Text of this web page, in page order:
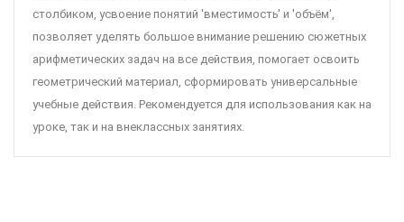
столбиком, усвоение понятий 'вместимость' и 'объём',
позволяет уделять большое внимание решению сюжетных
арифметических задач на все действия, помогает освоить
геометрический материал, сформировать универсальные
учебные действия. Рекомендуется для использования как на
уроке, так и на внеклассных занятиях.